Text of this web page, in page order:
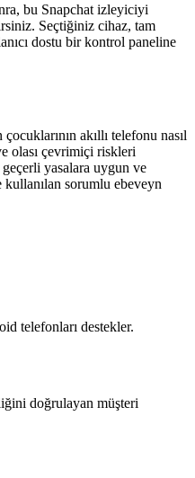
bu Snapchat izleyiciyi
Seçtiğiniz cihaz, tam
dostu bir kontrol paneline
akıllı telefonu nasıl
olası çevrimiçi riskleri
yasalara uygun ve
sorumlu ebeveyn
telefonları destekler.
doğrulayan müşteri